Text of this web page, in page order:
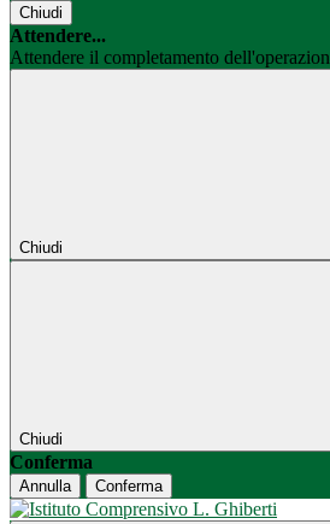
Chiudi
Attendere...
Attendere il completamento
Chiudi
Chiudi
Conferma
Annulla Conferma